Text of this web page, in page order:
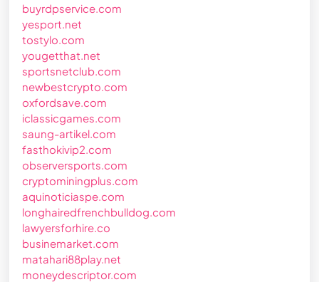
buyrdpservice.com
yesport.net
tostylo.com
yougetthat.net
sportsnetclub.com
newbestcrypto.com
oxfordsave.com
iclassicgames.com
saung-artikel.com
fasthokivip2.com
observersports.com
cryptominingplus.com
aquinoticiaspe.com
longhairedfrenchbulldog.com
lawyersforhire.co
businemarket.com
matahari88play.net
moneydescriptor.com